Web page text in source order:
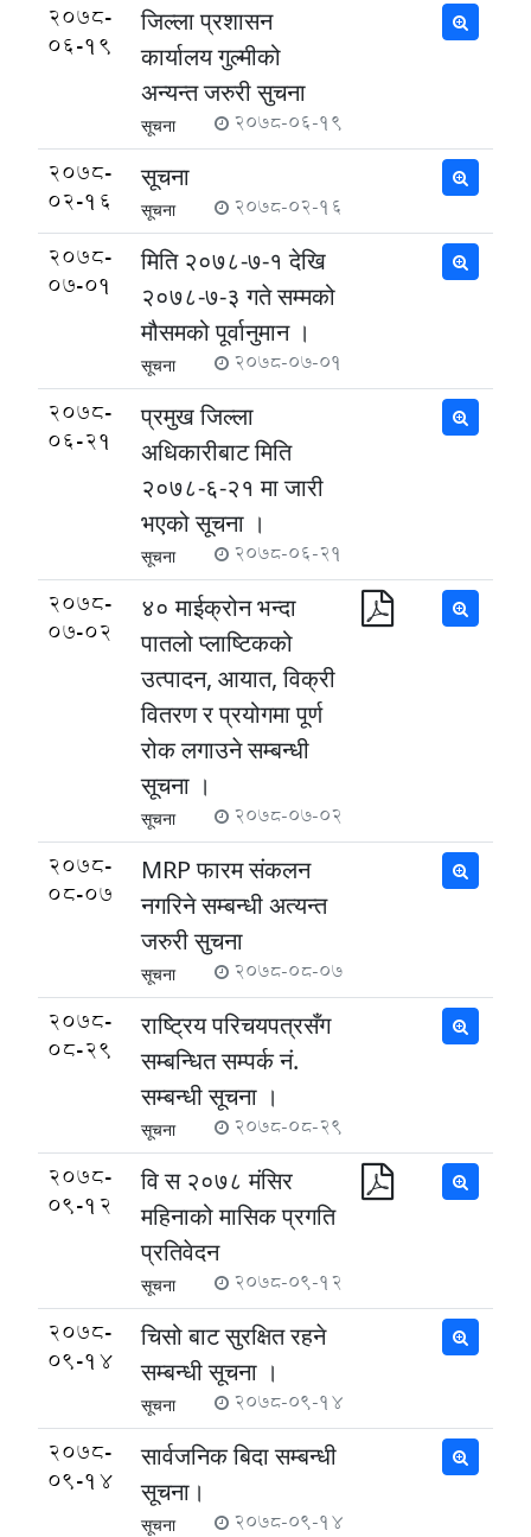
2078-
06-19
जिल्ला प्रशासन
कार्यालय गुल्मीको
अन्यन्त जरुरी सुचना
सूचना 2078-06-19
2078-
02-16
सूचना
सूचना 2078-02-16
2078-
07-01
मिति २०७८-७-१ देखि
२०७८-७-३ गते सम्मको
मौसमको पूर्वानुमान ।
सूचना 2078-07-01
2078-
06-21
प्रमुख जिल्ला
अधिकारीबाट मिति
२०७८-६-२१ मा जारी
भएको सूचना ।
सूचना 2078-06-21
2078-
07-02
४० माईक्रोन भन्दा
पातलो प्लाष्टिकको
उत्पादन, आयात, विक्री
वितरण र प्रयोगमा पूर्ण
रोक लगाउने सम्बन्धी
सूचना ।
सूचना 2078-07-02
2078-
08-07
MRP फारम संकलन
नगरिने सम्बन्धी अत्यन्त
जरुरी सुचना
सूचना 2078-08-07
2078-
08-29
राष्ट्रिय परिचयपत्रसँग
सम्बन्धित सम्पर्क नं.
सम्बन्धी सूचना ।
सूचना 2078-08-29
2078-
09-12
वि स २०७८ मंसिर
महिनाको मासिक प्रगति
प्रतिवेदन
सूचना 2078-09-12
2078-
09-14
चिसो बाट सुरक्षित रहने
सम्बन्धी सूचना ।
सूचना 2078-09-14
2078-
09-14
सार्वजनिक बिदा सम्बन्धी
सूचना।
सूचना 2078-09-14